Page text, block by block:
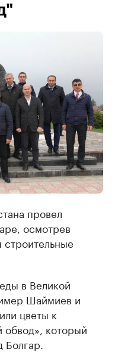
провел
осмотрев
строительные
в Великой
Шаймиев и
цветы к
обвод», который
Болгар.